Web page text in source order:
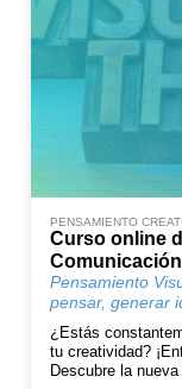
PENSAMIENTO
Curso online
Pensamiento
pensar, generar
¿Estás
tu creatividad?
Descubre la